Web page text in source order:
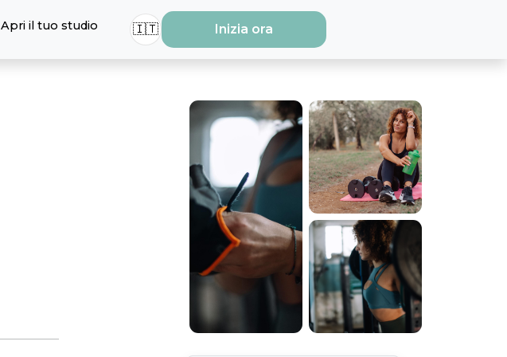
Apri il tuo studio 🇮🇹 Inizia ora